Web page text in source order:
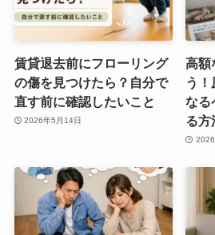
賃貸退去前にフローリング
の傷を見つけたら？自分で
直す前に確認したいこと
2026年5月14日
高額
う！
なる
る方